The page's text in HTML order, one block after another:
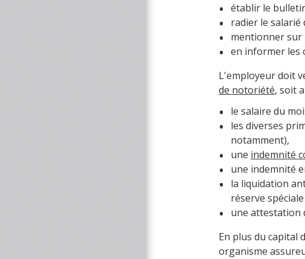
établir le
radier le
mentionner sur
en informer les
L'employeur doit
de notoriété, soit
le salaire du
les diverses
notamment),
une indemnité
une indemnité
la liquidation
réserve
une attestation
En plus du capital
organisme